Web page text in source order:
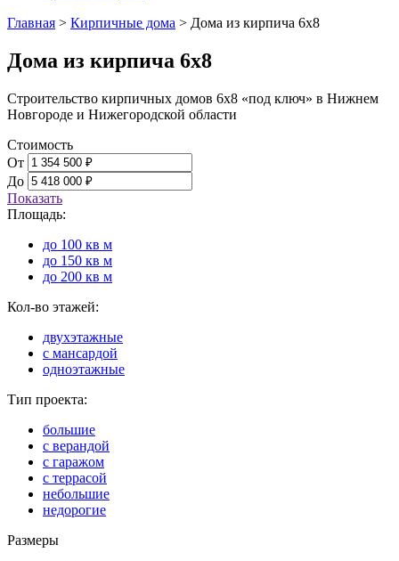
Главная > Кирпичные дома > Дома из кирпича 6x8
Дома из кирпича 6х8
Строительство кирпичных домов 6х8 «под ключ» в Нижнем
Новгороде и Нижегородской области
Стоимость
От
До
Показать
Площадь:
до 100 кв м
до 150 кв м
до 200 кв м
Кол-во этажей:
двухэтажные
с мансардой
одноэтажные
Тип проекта:
большие
с верандой
с гаражом
с террасой
небольшие
недорогие
Размеры